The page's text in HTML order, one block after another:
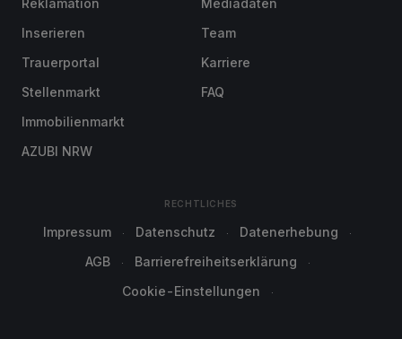
Reklamation
Inserieren
Trauerportal
Stellenmarkt
Immobilienmarkt
AZUBI NRW
Mediadaten
Team
Karriere
FAQ
RECHTLICHES
Impressum Datenschutz
Datenerhebung
AGB
Barrierefreiheitserklärung
Cookie-Einstellungen